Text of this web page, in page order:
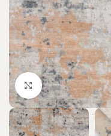
Click to enlarge